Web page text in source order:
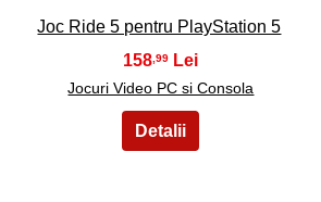
Joc Ride 5 pentru PlayStation 5
158 ,99
Jocuri Video PC si Consola